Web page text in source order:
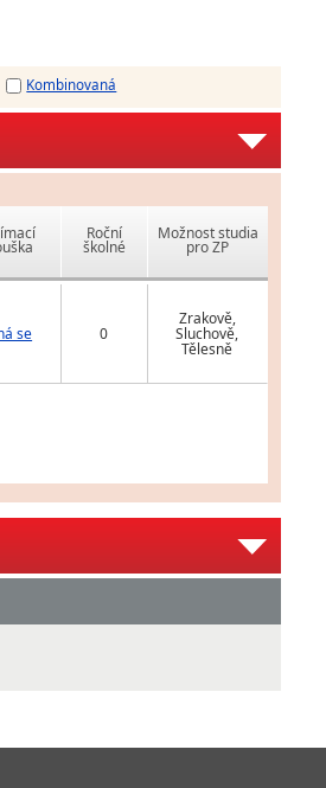
Kombinovaná
Roční
školné
Možnost studia
pro ZP
se 0
Zrakově,
Sluchově,
Tělesně